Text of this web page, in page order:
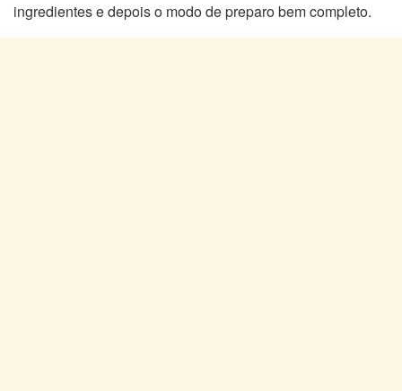
ingredientes e depois o modo de preparo bem completo.